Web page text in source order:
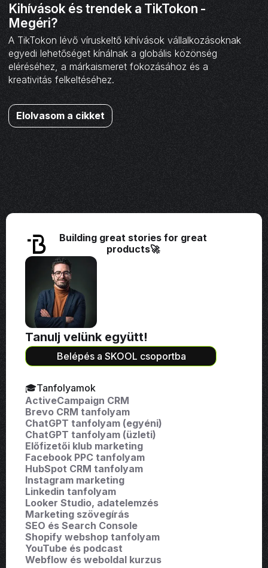
Kihívások és trendek a TikTokon -
Megéri?
A TikTokon lévő víruskeltő kihívások vállalkozásoknak
egyedi lehetőséget kínálnak a globális közönség
eléréséhez, a márkaismeret fokozásához és a
kreativitás felkeltéséhez.
Elolvasom a cikket
Building great stories for great
products🚀
Tanulj velünk együtt!
Belépés a SKOOL csoportba
🎓Tanfolyamok
ActiveCampaign CRM
Brevo CRM tanfolyam
ChatGPT tanfolyam (egyéni)
ChatGPT tanfolyam (üzleti)
Előfizetői klub marketing
Facebook PPC tanfolyam
HubSpot CRM tanfolyam
Instagram marketing
Linkedin tanfolyam
Looker Studio, adatelemzés
Marketing szövegírás
SEO és Search Console
Shopify webshop tanfolyam
YouTube és podcast
Webflow és weboldal kurzus